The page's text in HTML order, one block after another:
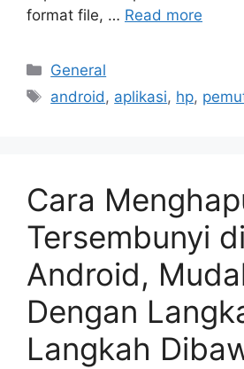
format file, … Read more
Categories
General
Tags
android, aplikasi, hp,
Cara
Tersembunyi di
Android,
Dengan
Langkah